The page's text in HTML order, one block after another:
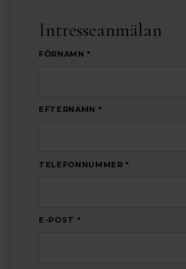
Intresseanmälan
FÖRNAMN *
EFTERNAMN *
TELEFONNUMMER *
E-POST *